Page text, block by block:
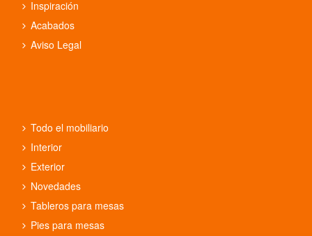
Inspiración
Acabados
Aviso Legal
Todo el mobiliario
Interior
Exterior
Novedades
Tableros para mesas
Pies para mesas